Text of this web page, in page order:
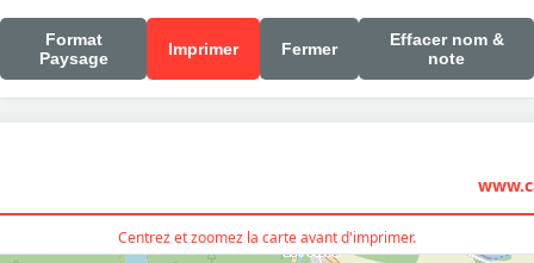
Format
Paysage
Imprimer Fermer
Effacer nom &
note
Centrez et zoomez la carte avant d'imprimer.